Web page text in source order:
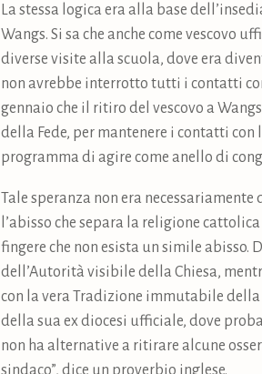
La stessa logica era alla base
Wangs. Si sa che anche come vescovo
diverse visite alla scuola, dove era
non avrebbe interrotto tutti i contatti
gennaio che il ritiro del vescovo a
della Fede, per mantenere i contatti con
programma di agire come anello di
Tale speranza non era
l’abisso che separa la religione
fingere che non esista un simile
dell’Autorità visibile della Chiesa,
con la vera Tradizione immutabile
della sua ex diocesi ufficiale, dove
non ha alternative a ritirare alcune
sindaco”, dice un proverbio inglese.